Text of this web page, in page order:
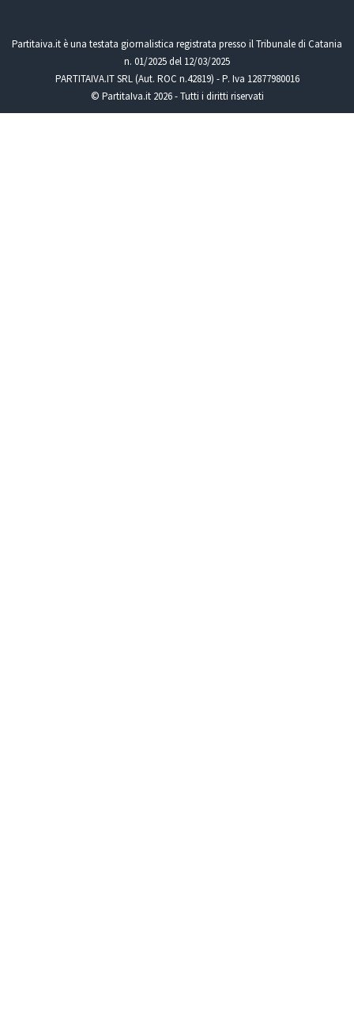
Partitaiva.it è una testata giornalistica registrata presso il Tribunale di Catania
n. 01/2025 del 12/03/2025
PARTITAIVA.IT SRL (Aut. ROC n.42819) - P. Iva 12877980016
© PartitaIva.it 2026 - Tutti i diritti riservati